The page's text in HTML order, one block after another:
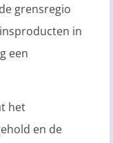
grensregio
in
een
het
en de